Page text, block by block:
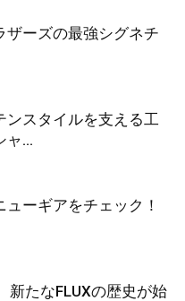
ザーズの最強シグネチ
ンスタイルを支える工
ャ...
ーギアをチェック！
新たなFLUXの歴史が始